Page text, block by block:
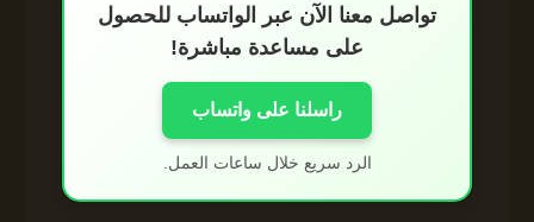
تواصل معنا الآن عبر الواتساب للحصول
على مساعدة مباشرة!
راسلنا على واتساب
الرد سريع خلال ساعات العمل.